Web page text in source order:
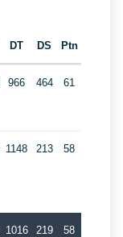
DT DS Ptn
966 464 61
1148 213 58
1016 219 58